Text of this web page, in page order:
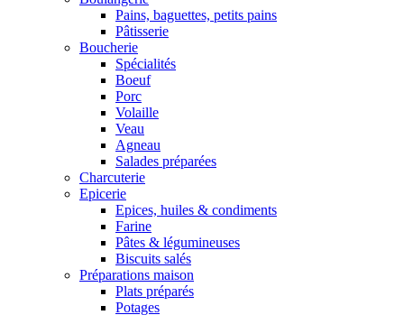
Pains, baguettes, petits pains
Pâtisserie
Boucherie
Spécialités
Boeuf
Porc
Volaille
Veau
Agneau
Salades préparées
Charcuterie
Epicerie
Epices, huiles & condiments
Farine
Pâtes & légumineuses
Biscuits salés
Préparations maison
Plats préparés
Potages